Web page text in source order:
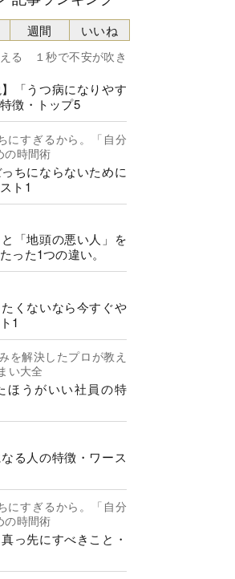
る １秒で不安が吹き
】「うつ病になりやす
徴・トップ5
にすぎるから。「自分
の時間術
ちにならないために
ト1
と「地頭の悪い人」を
った1つの違い。
たくないなら今すぐや
1
を解決したプロが教え
い大全
ほうがいい社員の特
る人の特徴・ワース
にすぎるから。「自分
の時間術
っ先にすべきこと・
週間 いいね